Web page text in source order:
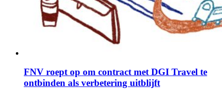
FNV roept op om contract met DGI Travel te
ontbinden als verbetering uitblijft